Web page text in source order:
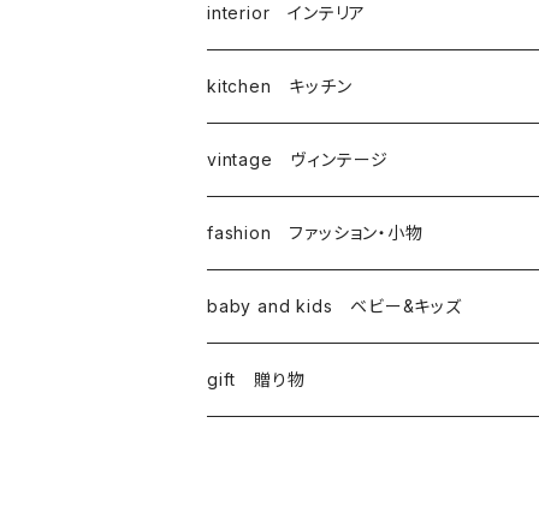
interior インテリア
kitchen キッチン
vintage ヴィンテージ
fashion ファッション・小物
baby and kids ベビー&キッズ
gift 贈り物